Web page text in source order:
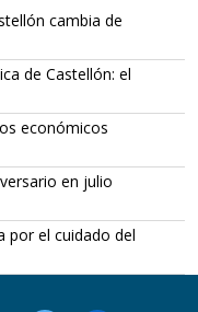
cambia de
de Castellón: el
económicos
en julio
por el cuidado del